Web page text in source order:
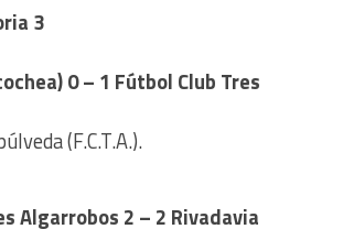
3
0 – 1 Fútbol Club Tres
(F.C.T.A.).
Algarrobos 2 – 2 Rivadavia